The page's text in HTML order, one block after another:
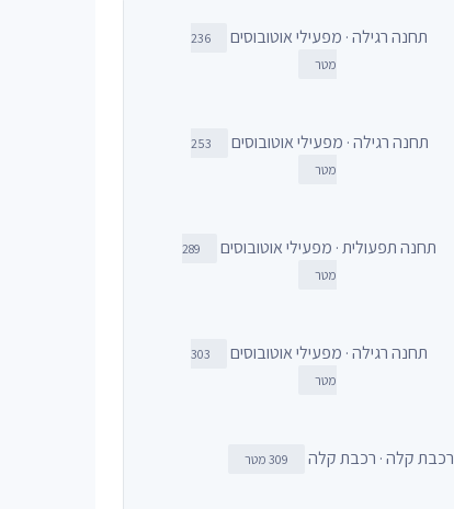
תחנה רגילה · מפעילי אוטובוסים
236
מטר
תחנה רגילה · מפעילי אוטובוסים
253
מטר
תחנה תפעולית · מפעילי אוטובוסים
289
מטר
תחנה רגילה · מפעילי אוטובוסים
303
מטר
רכבת קלה · רכבת קלה 309 מטר